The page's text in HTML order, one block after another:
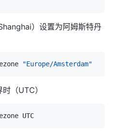
）设置为阿姆斯特丹
"Europe/Amsterdam"
（UTC）